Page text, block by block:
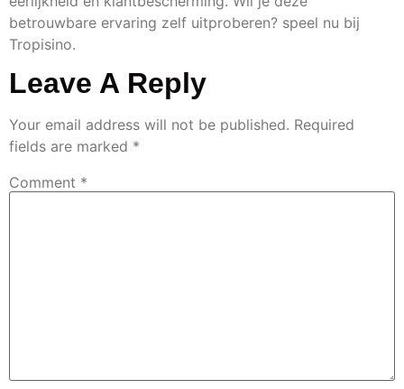
betrouwbare ervaring zelf uitproberen? speel nu bij
Tropisino.
Leave A Reply
Your email address will not be published. Required
fields are marked *
Comment *